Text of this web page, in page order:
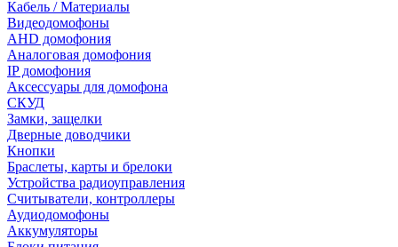
Кабель / Материалы
Видеодомофоны
AHD домофония
Аналоговая домофония
IP домофония
Аксессуары для домофона
СКУД
Замки, защелки
Дверные доводчики
Кнопки
Браслеты, карты и брелоки
Устройства радиоуправления
Считыватели, контроллеры
Аудиодомофоны
Аккумуляторы